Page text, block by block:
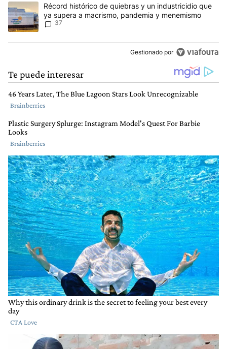
Un artículo de tendencia con el título "Récord histórico de
Récord histórico de quiebras y un industricidio que
ya supera a macrismo, pandemia y menemismo
37
Gestionado por